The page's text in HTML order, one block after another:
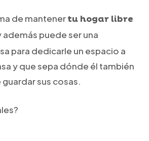
de mantenertu hogar libre
además puede ser una
para dedicarle un espacio a
y que sepa dónde él también
sus cosas.